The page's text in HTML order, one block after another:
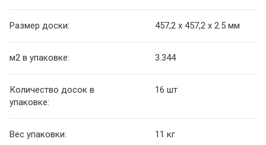
Размер доски: 457,2 х 457,2 х 2.5 мм
м2 в упаковке: 3.344
Количество досок в
упаковке:
16 шт
Вес упаковки: 11 кг